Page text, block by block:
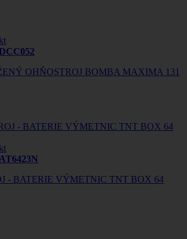
OHŇOSTROJ BOMBA MAXIMA 131
- BATERIE VÝMETNIC TNT BOX 64